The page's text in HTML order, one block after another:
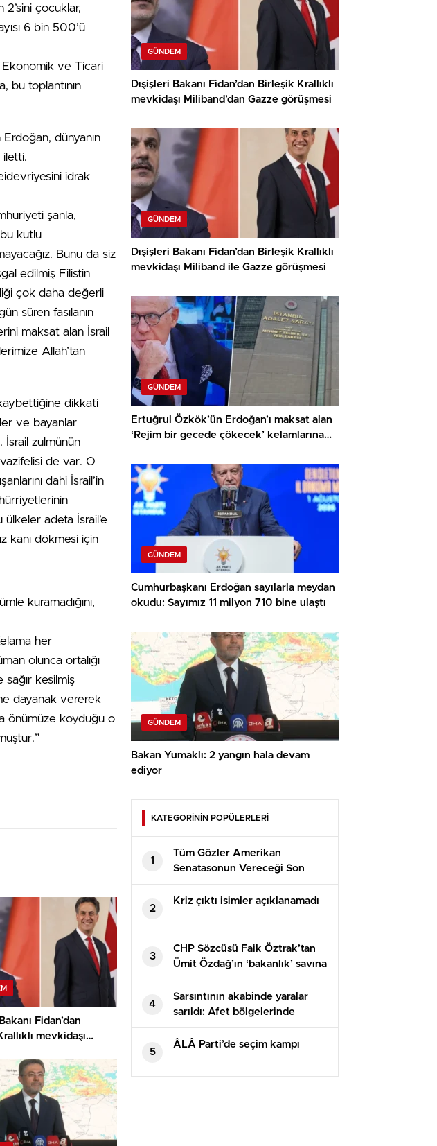
2’sini çocuklar,
6 bin 500’ü
Ekonomik ve Ticari
bu toplantının
Erdoğan, dünyanın
iletti.
idrak
şanla,
kutlu
Bunu da siz
edilmiş Filistin
çok daha değerli
süren fasılanın
maksat alan İsrail
Allah’tan
kaybettiğine dikkati
ve bayanlar
İsrail zulmünün
de var. O
dahi İsrail’in
adeta İsrail’e
kanı dökmesi için
kuramadığını,
her
olunca ortalığı
sağır kesilmiş
dayanak vererek
önümüze koyduğu o
Fidan’dan
mevkidaşı
GÜNDEM
Dışişleri Bakanı Fidan’dan Birleşik Krallıklı
mevkidaşı Miliband’dan Gazze görüşmesi
GÜNDEM
Dışişleri Bakanı Fidan’dan Birleşik Krallıklı
mevkidaşı Miliband ile Gazze görüşmesi
GÜNDEM
Ertuğrul Özkök’ün Erdoğan’ı maksat alan
‘Rejim bir gecede çökecek’ kelamlarına
GÜNDEM
Cumhurbaşkanı Erdoğan sayılarla meydan
okudu: Sayımız 11 milyon 710 bine ulaştı
GÜNDEM
Bakan Yumaklı: 2 yangın hala devam
ediyor
KATEGORİNİN POPÜLERLERİ
1
Tüm Gözler Amerikan
Senatasonun Vereceği Son
Kararda
2
Kriz çıktı isimler açıklanamadı
3
CHP Sözcüsü Faik Öztrak’tan
Ümit Özdağ’ın ‘bakanlık’ savına
yalanlama: İki protokolde de bu
türlü bir husus yok
4
Sarsıntının akabinde yaralar
sarıldı: Afet bölgelerinde
yapılan yaklaşık 45 bin konut
vatandaşlara teslim edildi
5
ÂLÂ Parti’de seçim kampı